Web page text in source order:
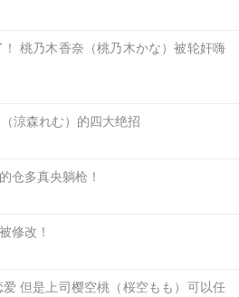
桃乃木香奈（桃乃木かな）被轮奸嗨
涼森れむ）的四大绝招
仓多真央躺枪！
修改！
但是上司樱空桃（桜空もも）可以任